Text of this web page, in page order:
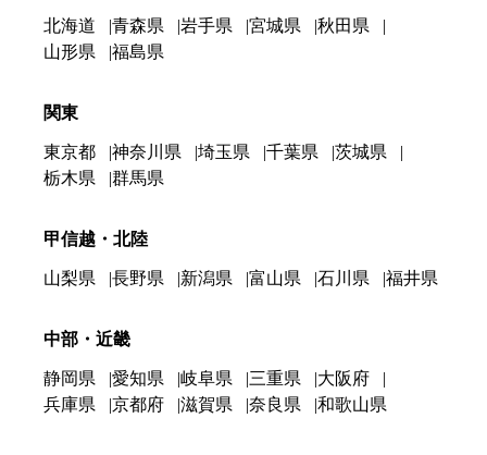
北海道 青森県 岩手県 宮城県
秋田県
山形県
福島県
関東
東京都 神奈川県 埼玉県 千葉県
茨城県
栃木県
群馬県
甲信越・北陸
山梨県 長野県 新潟県 富山県 石川県 福井県
中部・近畿
静岡県 愛知県 岐阜県 三重県
大阪府
兵庫県
京都府 滋賀県 奈良県 和歌山県